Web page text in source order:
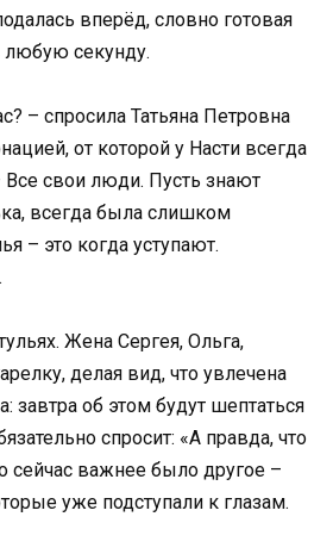
вперёд, словно готовая
секунду.
– спросила Татьяна Петровна
от которой у Насти всегда
Все свои люди. Пусть знают
всегда была слишком
– это когда уступают.
Жена Сергея, Ольга,
делая вид, что увлечена
завтра об этом будут шептаться
спросит: «А правда, что
сейчас важнее было другое –
уже подступали к глазам.